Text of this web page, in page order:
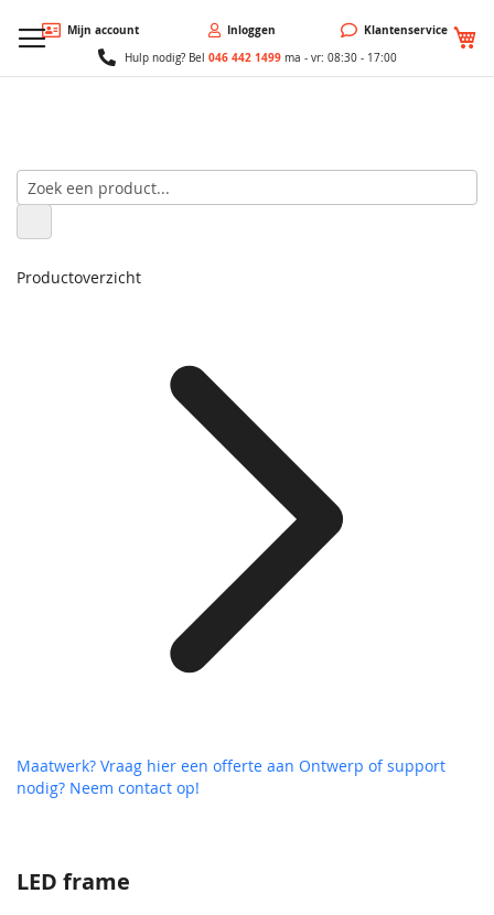
Mijn account Inloggen Klantenservice
Hulp nodig? Bel 046 442 1499ma - vr: 08:30 - 17:00
LED frame
Productoverzicht
Maatwerk? Vraag hier een offerte aan Ontwerp of support
nodig? Neem contact op!